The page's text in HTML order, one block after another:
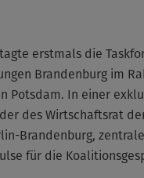
erstmals die
Brandenburg im
Potsdam. In einer
des Wirtschaftsrat der
Brandenburg,
für die